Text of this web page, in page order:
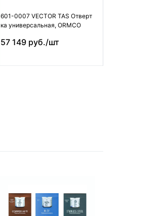
601-0007 VECTOR TAS Отверт
ка универсальная, ORMCO
57 149 руб./шт